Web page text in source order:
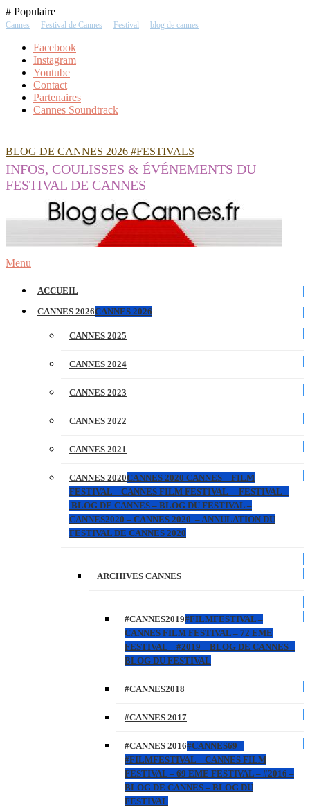
Skip
To
# Populaire
Cannes Festival de Cannes Festival blog de cannes
Facebook
Instagram
Youtube
Contact
Partenaires
Cannes Soundtrack
BLOG DE CANNES 2026 #FESTIVALS
INFOS, COULISSES & ÉVÉNEMENTS DU
FESTIVAL DE CANNES
Menu
ACCUEIL
CANNES 2026CANNES 2026
CANNES 2025
CANNES 2024
CANNES 2023
CANNES 2022
CANNES 2021
CANNES 2020CANNES 2020 CANNES – FILM
FESTIVAL – CANNES FILM FESTIVAL – FESTIVAL –
BLOG DE CANNES – BLOG DU FESTIVAL –
CANNES2020 – CANNES 2020 – ANNULATION DU
FESTIVAL DE CANNES 2020
ARCHIVES CANNES
#CANNES2019#FILMFESTIVAL –
CANNES FILM FESTIVAL – 72 EME
FESTIVAL – #2019 – BLOG DE CANNES –
BLOG DU FESTIVAL
#CANNES2018
#CANNES 2017
#CANNES 2016#CANNES69 –
#FILMFESTIVAL – CANNES FILM
FESTIVAL – 69 EME FESTIVAL – #2016 –
BLOG DE CANNES – BLOG DU
FESTIVAL